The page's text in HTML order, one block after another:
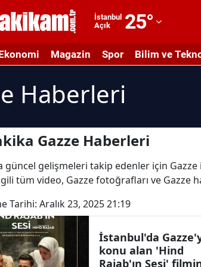
İstanbul
Açık
25°
Adıyaman
Afyonkarahisar
Amasya
Antalya
Artvin
Aydın
Balıkesir
Magazin Spor Bilim ve
Haberleri
Gazze Haberleri
güncel gelişmeleri takip edenler için
tüm video, Gazze fotoğrafları ve Gazze
Tarihi: Aralık 23, 2025 21:19
İstanbul'da
konu alan 'Hind
Rajab'ın Sesi'